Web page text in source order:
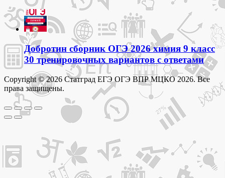
Добротин сборник ОГЭ 2026 химия 9 класс
30 тренировочных вариантов с ответами
Copyright © 2026 Статград ЕГЭ ОГЭ ВПР МЦКО 2026. Все
права защищены.